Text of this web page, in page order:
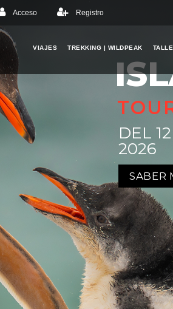
Acceso Registro
VIAJES TREKKING | WILDPEAK
SABER
DEL
2026